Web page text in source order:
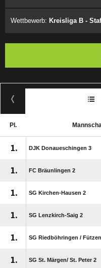
Wettbewerb: Kreisliga B -
Pl.
1. DJK Donaueschingen 3
1. FC Bräunlingen 2
1. SG Kirchen-Hausen 2
1. SG Lenzkirch-Saig 2
1. SG Riedböhringen /​
1. SG St. Märgen/​ St. Peter 2